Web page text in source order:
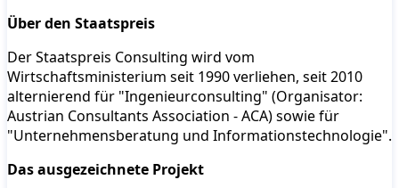
Über den Staatspreis
Der Staatspreis Consulting wird vom
Wirtschaftsministerium seit 1990 verliehen, seit 2010
alternierend für "Ingenieurconsulting" (Organisator:
Austrian Consultants Association - ACA) sowie für
"Unternehmensberatung und Informationstechnologie".
Das ausgezeichnete Projekt